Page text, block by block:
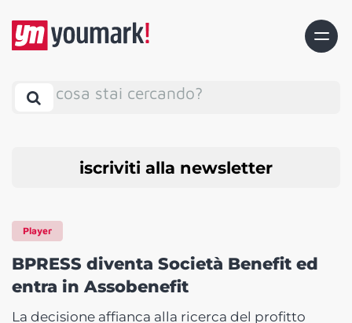
cosa stai cercando?
iscriviti alla newsletter
Player
BPRESS diventa Società Benefit ed
entra in Assobenefit
La decisione affianca alla ricerca del profitto